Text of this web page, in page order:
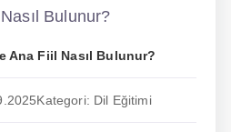
Bulunur?
Ana Fiil Nasıl Bulunur?
Kategori: Dil Eğitimi